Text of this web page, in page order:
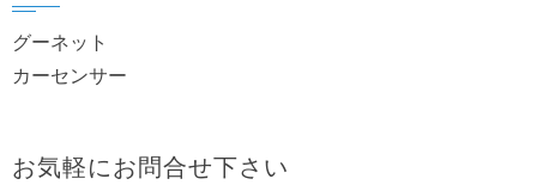
グーネット
カーセンサー
お気軽にお問合せ下さい